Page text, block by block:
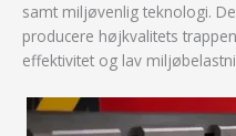
samt miljøvenlig teknologi.
producere højkvalitets
effektivitet og lav